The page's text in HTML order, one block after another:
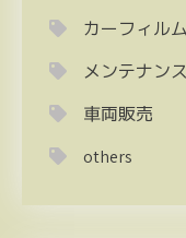
カーフィル
メンテナンス
車両販売
others